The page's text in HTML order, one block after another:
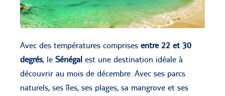
Avec des températures comprises entre 22 et 30
degrés, le Sénégal est une destination idéale à
découvrir au mois de décembre. Avec ses parcs
naturels, ses îles, ses plages, sa mangrove et ses